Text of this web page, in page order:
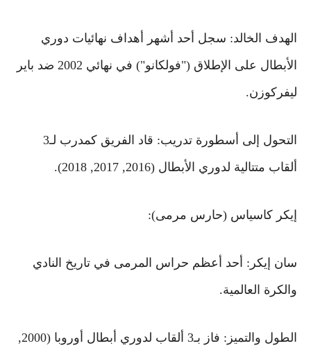
الهدف الخالد: سجل أحد أشهر أهداف نهائيات دوري
الأبطال على الإطلاق ("فولكانو") في نهائي 2002 ضد باير
ليفركوزن.
التحول إلى أسطورة تدريب: قاد الفريق كمدرب لـ3
ألقاب متتالية لدوري الأبطال (2016, 2017, 2018).
إيكر كاسياس (حارس مرمى):
سان إيكر: أحد أعظم حراس المرمى في تاريخ النادي
والكرة العالمية.
الطول والتميز: فاز بـ3 ألقاب لدوري أبطال أوروبا (2000,